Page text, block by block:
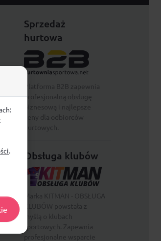
Sprzedaż
hurtowa
profesjonalną obsługę
Obsługa klubów
sportowych. Zapewnia